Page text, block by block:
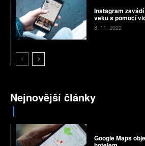
Instagram
věku s pomocí
8. 11. 2022
Nejnovější články
Google Maps